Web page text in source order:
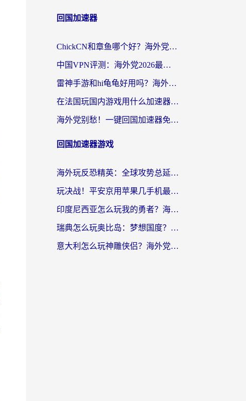
回国加速器
ChickCN和章鱼哪个好？海外党选回国加速器的3个关键维度 + 实用避坑指南
中国VPN评测：海外党2026最全回国加速器选择指南，告别地区限制不踩坑
雷神手游和hi龟龟好用吗？海外党亲测3款回国加速器，教你选对国外到国内加速器
在法国玩国内游戏用什么加速器？2026实测解决延迟卡顿的实用指南
海外党别愁！一键回国加速器免费版怎么选？从踩坑到流畅访问的全攻略
回国加速器游戏
海外玩反恐精英：全球攻势总延迟？从瑞典玩神武4到外国玩黎明觉醒，选对加速器才是关键！
玩决战！平安京用苹果几手机最好？海外党必看的设备+加速器双攻略
印度尼西亚怎么玩我的勇者？海外党国服游戏加速避坑指南（附实况五行师解决方案）
瑞典怎么玩奥比岛：梦想国度？海外党亲测有效的国服游戏加速全攻略
意大利怎么玩神雕侠侣？海外党国服游戏加速终极指南（附欧洲玩王者王国保卫战4不卡技巧）